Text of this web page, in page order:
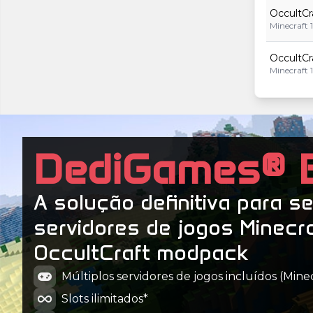
Minecraft
Minecraft
Minecraft
Minecraft
Minecraft
DediGames®
A solução definitiva para
servidores de jogos
OccultCraft modpack
Múltiplos servidores de jogos incluídos
Slots ilimitados*